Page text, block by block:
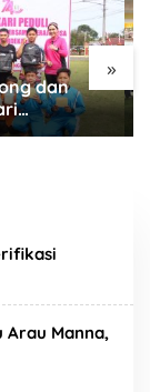
»
Bengkulu
Bakat,
Jadi
Arau Manna,